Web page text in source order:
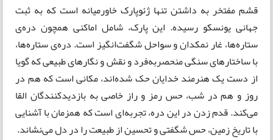
قشم مفتخر به داشتن تنها ژئوپارک خاورمیانه است که به ثبت
جهانی یونسکو رسیده. این پارک، شامل اماکنی همچون دره‌ی
ستاره‌ها، غار نمکدان و سواحل شگفت‌انگیز است. دره‌ی ستاره‌ها،
با ساختارهای سنگی منحصربه‌فرد و نقش و نگارهای طبیعی که گویا
از دست یک هنرمند خدایان حک شده‌اند، مکانی است که هم در
روز و هم در شب، حس رمز و راز خاصی به بازدیدکنندگان القا
می‌کند. قدم زدن در این دره، تجربه‌ای است که همزمان با آشنایی
با تاریخ زمین، حس شگفتی و تحسین از طبیعت را در دل می‌نشاند.